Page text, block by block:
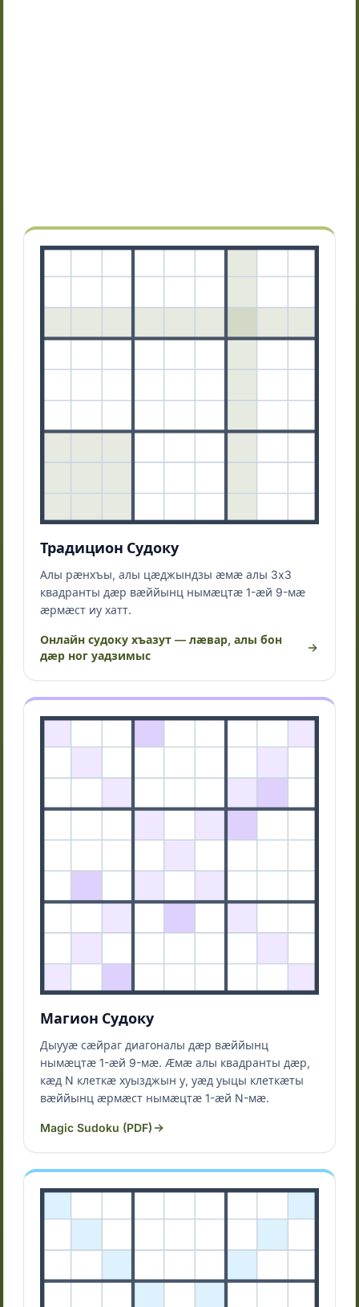
Традицион Судоку
Алы рӕнхъы, алы цӕджындзы ӕмӕ алы 3x3
квадранты дӕр вӕййынц нымӕцтӕ 1-ӕй 9-мӕ
ӕрмӕст иу хатт.
Онлайн судоку хъазут — лӕвар, алы бон
дӕр ног уадзимыс
Магион Судоку
Дыууӕ сӕйраг диагоналы дӕр вӕййынц
нымӕцтӕ 1-ӕй 9-мӕ. Ӕмӕ алы квадранты дӕр,
кӕд N клеткӕ хуызджын у, уӕд уыцы клеткӕты
вӕййынц ӕрмӕст нымӕцтӕ 1-ӕй N-мӕ.
Magic Sudoku (PDF)